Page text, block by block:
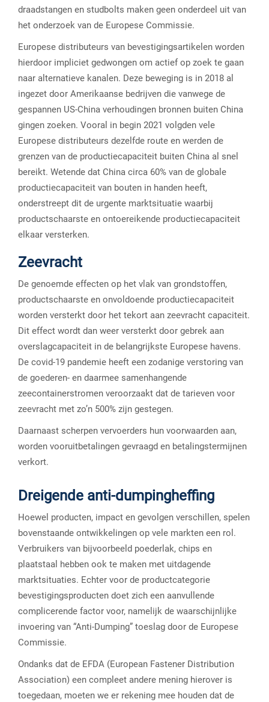
draadstangen en studbolts maken geen onderdeel uit van
het onderzoek van de Europese Commissie.
Europese distributeurs van bevestigingsartikelen worden
hierdoor impliciet gedwongen om actief op zoek te gaan
naar alternatieve kanalen. Deze beweging is in 2018 al
ingezet door Amerikaanse bedrijven die vanwege de
gespannen US-China verhoudingen bronnen buiten China
gingen zoeken. Vooral in begin 2021 volgden vele
Europese distributeurs dezelfde route en werden de
grenzen van de productiecapaciteit buiten China al snel
bereikt. Wetende dat China circa 60% van de globale
productiecapaciteit van bouten in handen heeft,
onderstreept dit de urgente marktsituatie waarbij
productschaarste en ontoereikende productiecapaciteit
elkaar versterken.
Zeevracht
De genoemde effecten op het vlak van grondstoffen,
productschaarste en onvoldoende productiecapaciteit
worden versterkt door het tekort aan zeevracht capaciteit.
Dit effect wordt dan weer versterkt door gebrek aan
overslagcapaciteit in de belangrijkste Europese havens.
De covid-19 pandemie heeft een zodanige verstoring van
de goederen- en daarmee samenhangende
zeecontainerstromen veroorzaakt dat de tarieven voor
zeevracht met zo’n 500% zijn gestegen.
Daarnaast scherpen vervoerders hun voorwaarden aan,
worden vooruitbetalingen gevraagd en betalingstermijnen
verkort.
Dreigende anti-dumpingheffing
Hoewel producten, impact en gevolgen verschillen, spelen
bovenstaande ontwikkelingen op vele markten een rol.
Verbruikers van bijvoorbeeld poederlak, chips en
plaatstaal hebben ook te maken met uitdagende
marktsituaties. Echter voor de productcategorie
bevestigingsproducten doet zich een aanvullende
complicerende factor voor, namelijk de waarschijnlijke
invoering van “Anti-Dumping” toeslag door de Europese
Commissie.
Ondanks dat de EFDA (European Fastener Distribution
Association) een compleet andere mening hierover is
toegedaan, moeten we er rekening mee houden dat de